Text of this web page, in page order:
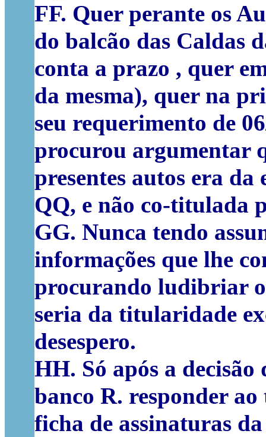
FF. Quer perante os
do balcão das Caldas
conta a prazo , quer
da mesma), quer na
seu requerimento de
procurou argumentar
presentes autos era
QQ, e não co-titulada
GG. Nunca tendo
informações que lhe
procurando ludibriar
seria da titularidade
desespero.
HH. Só após a
banco R. responder
ficha de assinaturas